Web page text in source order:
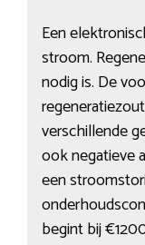
Een
stroom.
nodig is. De
verschillende
ook negatieve
een
begint bij